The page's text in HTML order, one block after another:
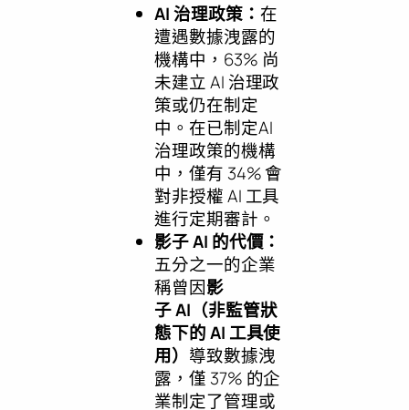
AI 治理政策： 在
遭遇數據洩露的
機構中，63% 尚
未建立 AI 治理政
策或仍在制定
中。在已制定AI
治理政策的機構
中，僅有 34% 會
對非授權 AI 工具
進行定期審計。
影子AI 的代價：
五分之一的企業
稱曾因影
子AI（非監管狀
態下的 AI 工具使
用） 導致數據洩
露，僅 37% 的企
業制定了管理或